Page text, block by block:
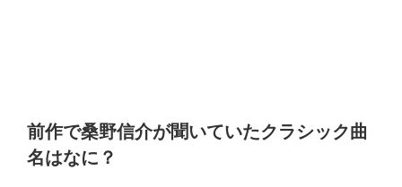
前作で桑野信介が聞いていたクラシック曲
名はなに？